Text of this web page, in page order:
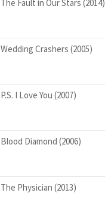
The Fault in Our Stars (2014)
Wedding Crashers (2005)
P.S. I Love You (2007)
Blood Diamond (2006)
The Physician (2013)